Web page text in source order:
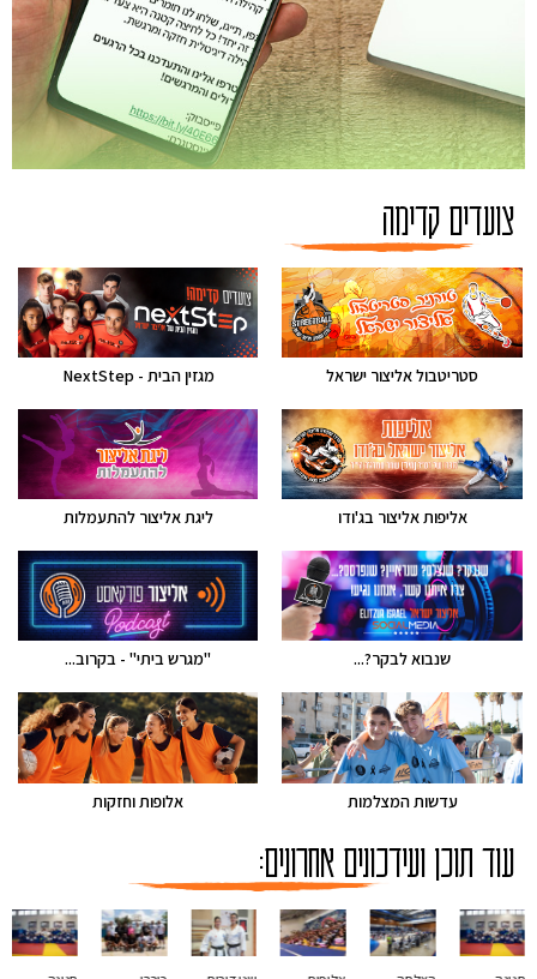
בואו לעקוב!
צועדים קדימה
סטריטבול אליצור ישראל מגזין הבית - NextStep
אליפות אליצור בג'ודו ליגת אליצור להתעמלות
שנבוא לבקר?... "מגרש ביתי" - בקרוב...
עדשות המצלמות אלופות וחזקות
עוד תוכן ועידכונים אחרונים: